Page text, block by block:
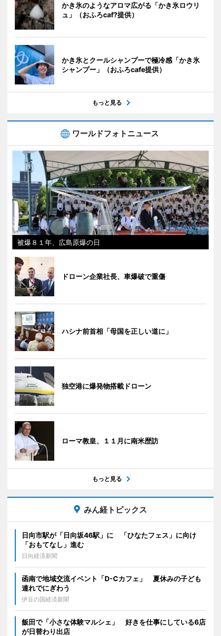
かき氷のようなアロマ広がる「かき氷ロウリ
ュ」（おふろcaf?提供）
かき氷とクールシャンプーで極冷感「かき氷
シャンプー」（おふろcafe提供）
もっと見る
ワールドフォトニュース
被爆８１年、広島原爆の日
ドローン企業社長、車爆破で重傷
ハシナ前首相「母国を正しい道に」
独空港に爆発物搭載ドローン
ローマ教皇、１１月に南米歴訪
もっと見る
みん経トピックス
日向市駅が「日向坂46駅」に 「ひなたフェス」に向け
「おもてなし」進む
日向経済新聞
函南で地域交流イベント「D-Cカフェ」 夏休みの子ども
連れでにぎわう
伊豆の国経済新聞
飯田で「小さな体験マルシェ」 好きを仕事にしている6店
が日替わり出店